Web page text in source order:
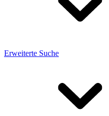
Erweiterte Suche